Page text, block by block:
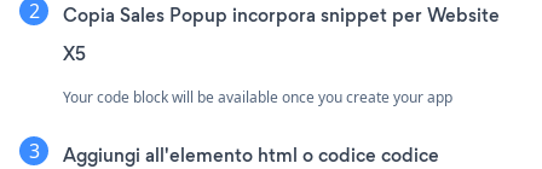
Copia Sales Popup incorpora snippet per Website
X5
Your code block will be available once you create your app
Aggiungi all'elemento html o codice codice